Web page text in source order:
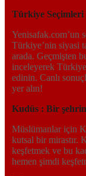
Türkiye Seçimleri
Yenisafak.com’un
Türkiye’nin siyasi
arada. Geçmişten
inceleyerek
edinin. Canlı
yer alın!
Kudüs : Bir
Müslümanlar için
kutsal bir mirastır.
keşfetmek ve bu
hemen şimdi